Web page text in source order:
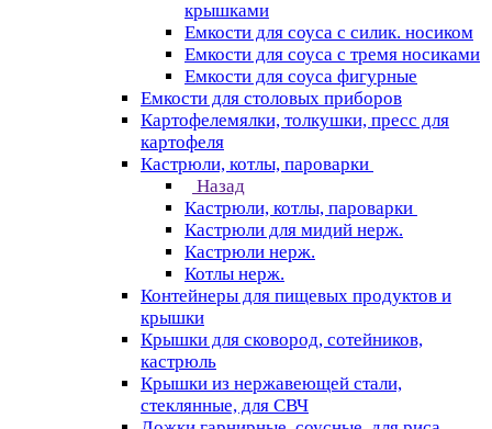
крышками
Емкости для соуса с силик. носиком
Емкости для соуса с тремя носиками
Емкости для соуса фигурные
Емкости для столовых приборов
Картофелемялки, толкушки, пресс для
картофеля
Кастрюли, котлы, пароварки
Назад
Кастрюли, котлы, пароварки
Кастрюли для мидий нерж.
Кастрюли нерж.
Котлы нерж.
Контейнеры для пищевых продуктов и
крышки
Крышки для сковород, сотейников,
кастрюль
Крышки из нержавеющей стали,
стеклянные, для СВЧ